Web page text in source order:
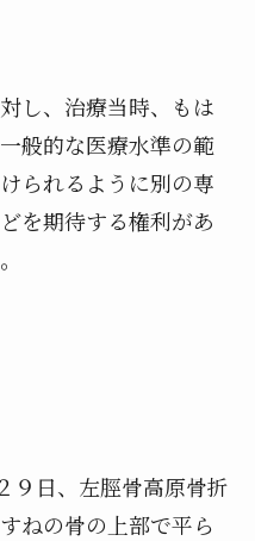
、治療当時、もは
般的な医療水準の範
られるように別の専
を期待する権利があ
日、左脛骨高原骨折
ねの骨の上部で平ら